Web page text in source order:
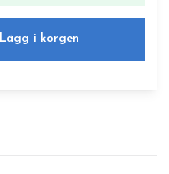
Lägg i korgen